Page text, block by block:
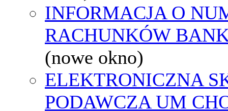
INFORMACJA O
RACHUNKÓW
(nowe okno)
ELEKTRONICZNA
PODAWCZA UM